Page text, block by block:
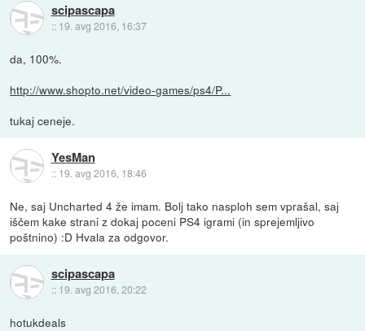
scipascapa
:: 19. avg 2016, 16:37
da, 100%.
http://www.shopto.net/video-games/ps4/P...
tukaj ceneje.
YesMan
:: 19. avg 2016, 18:46
Ne, saj Uncharted 4 že imam. Bolj tako nasploh sem vprašal, saj
iščem kake strani z dokaj poceni PS4 igrami (in sprejemljivo
poštnino) :D Hvala za odgovor.
scipascapa
:: 19. avg 2016, 20:22
hotukdeals